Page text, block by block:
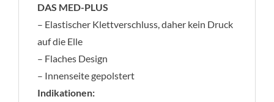
DAS MED-PLUS
– Elastischer Klettverschluss, daher kein Druck
auf die Elle
– Flaches Design
– Innenseite gepolstert
Indikationen: